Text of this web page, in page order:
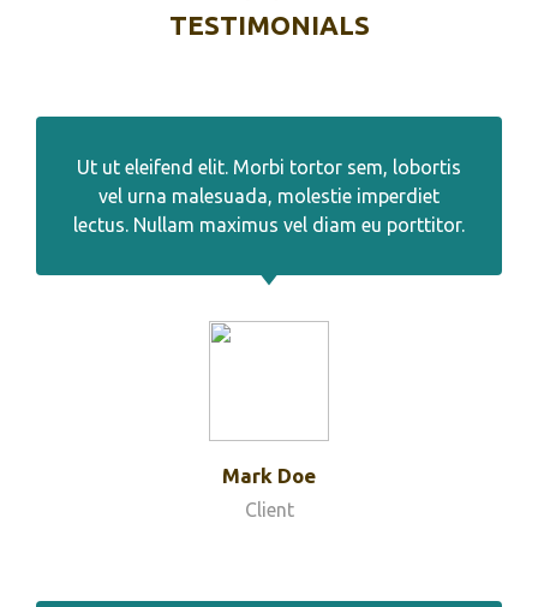
TESTIMONIALS
Ut ut eleifend elit. Morbi tortor sem, lobortis
vel urna malesuada, molestie imperdiet
lectus. Nullam maximus vel diam eu porttitor.
Mark Doe
Client